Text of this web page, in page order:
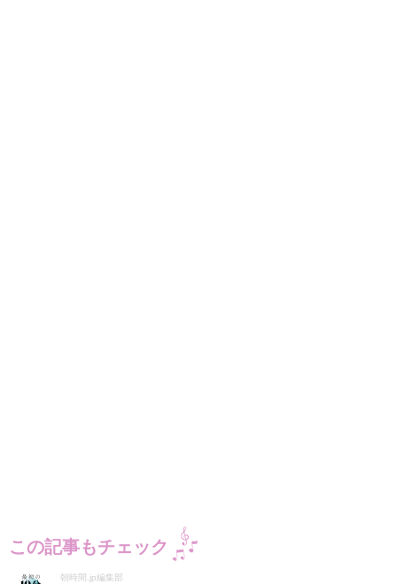
この記事もチェック
朝時間.jp編集部